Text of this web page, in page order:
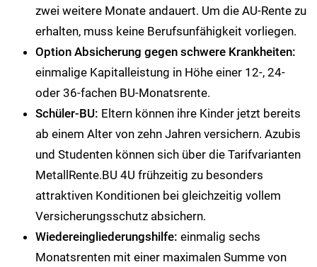
zwei weitere Monate andauert. Um die AU-Rente zu
erhalten, muss keine Berufsunfähigkeit vorliegen.
Option Absicherung gegen schwere Krankheiten:
einmalige Kapitalleistung in Höhe einer 12-, 24-
oder 36-fachen BU-Monatsrente.
Schüler-BU: Eltern können ihre Kinder jetzt bereits
ab einem Alter von zehn Jahren versichern. Azubis
und Studenten können sich über die Tarifvarianten
MetallRente.BU 4U frühzeitig zu besonders
attraktiven Konditionen bei gleichzeitig vollem
Versicherungsschutz absichern.
Wiedereingliederungshilfe: einmalig sechs
Monatsrenten mit einer maximalen Summe von